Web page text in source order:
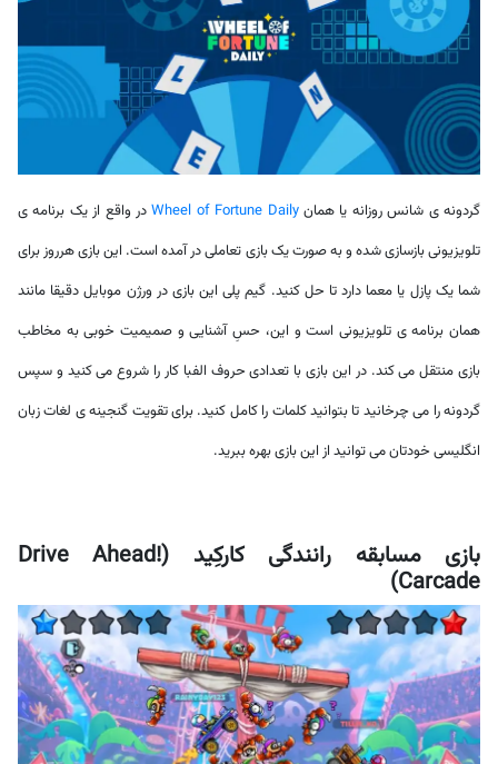
گردونه ی شانس روزانه یا همانWheel of Fortune Dailyدر واقع از یک برنامه ی
تلویزیونی بازسازی شده و به صورت یک بازی تعاملی در آمده است. این بازی هرروز برای
شما یک پازل یا معما دارد تا حل کنید. گیم پلی این بازی در ورژن موبایل دقیقا مانند
همان برنامه ی تلویزیونی است و این، حسِ آشنایی و صمیمیت خوبی به مخاطب
بازی منتقل می کند. در این بازی با تعدادی حروف الفبا کار را شروع می کنید و سپس
گردونه را می چرخانید تا بتوانید کلمات را کامل کنید. برای تقویت گنجینه ی لغات زبان
انگلیسی خودتان می توانید از این بازی بهره ببرید.
بازی مسابقه رانندگی کارکِید (Drive Ahead!
Carcade)